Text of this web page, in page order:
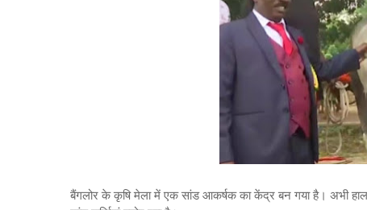
बैंगलोर के कृषि मेला में एक सांड आकर्षक का केंद्र बन गया है। अभी